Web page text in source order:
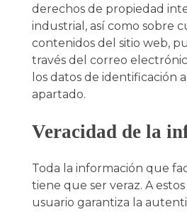
derechos de propiedad
industrial, así como sobre
contenidos del sitio web,
través del correo
los datos de identificación
apartado.
Veracidad de la
Toda la información que
tiene que ser veraz. A estos
usuario garantiza la